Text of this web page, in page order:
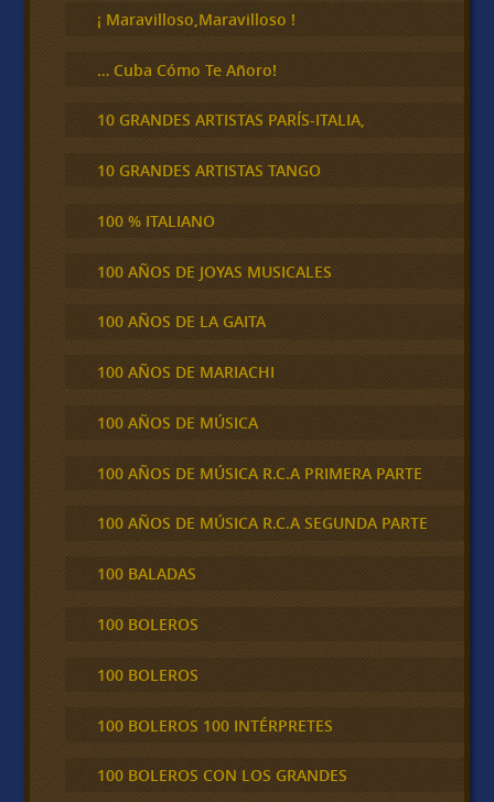
¡ Maravilloso,Maravilloso !
… Cuba Cómo Te Añoro!
10 GRANDES ARTISTAS PARÍS-ITALIA,
10 GRANDES ARTISTAS TANGO
100 % ITALIANO
100 AÑOS DE JOYAS MUSICALES
100 AÑOS DE LA GAITA
100 AÑOS DE MARIACHI
100 AÑOS DE MÚSICA
100 AÑOS DE MÚSICA R.C.A PRIMERA PARTE
100 AÑOS DE MÚSICA R.C.A SEGUNDA PARTE
100 BALADAS
100 BOLEROS
100 BOLEROS
100 BOLEROS 100 INTÉRPRETES
100 BOLEROS CON LOS GRANDES